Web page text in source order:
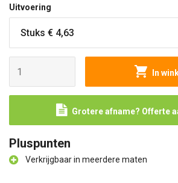
Uitvoering
In
Grotere afname? Offerte
Pluspunten
Verkrijgbaar in meerdere maten